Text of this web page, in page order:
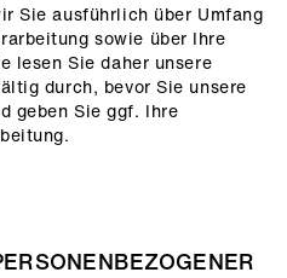
Sie ausführlich über Umfang
sowie über Ihre
lesen Sie daher unsere
durch, bevor Sie unsere
geben Sie ggf. Ihre